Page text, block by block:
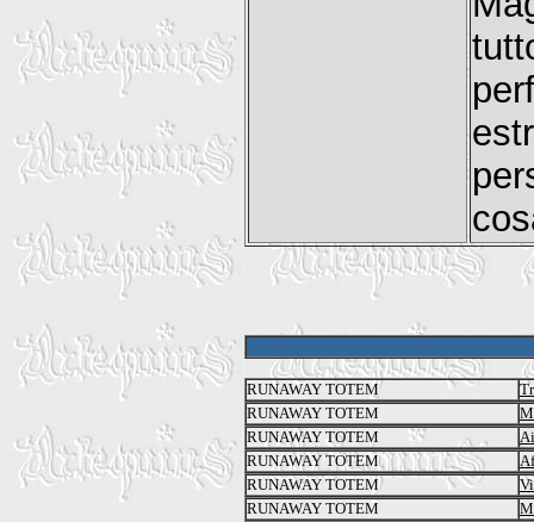
RUNAWAY TOTEM
RUNAWAY TOTEM
RUNAWAY TOTEM
RUNAWAY TOTEM
RUNAWAY TOTEM
RUNAWAY TOTEM